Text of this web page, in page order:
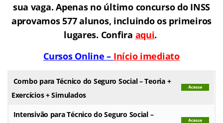
sua vaga. Apenas no último concurso do INSS
aprovamos 577 alunos, incluindo os primeiros
lugares. Confira aqui.
Cursos Online – Início imediato
Combo para Técnico do Seguro Social – Teoria +
Exercícios + Simulados
Intensivão para Técnico do Seguro Social –